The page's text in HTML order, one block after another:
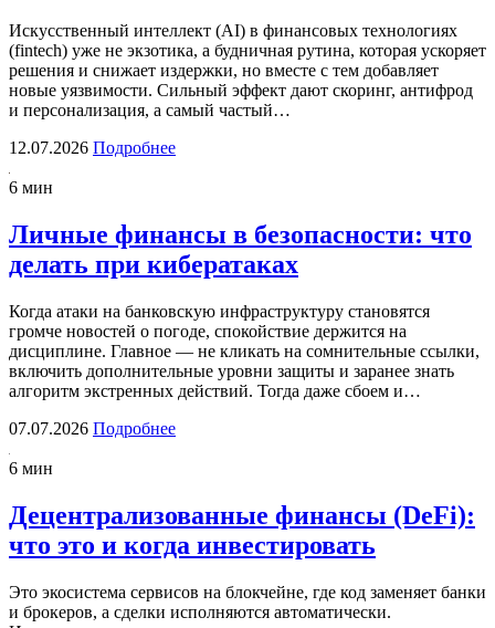
Искусственный интеллект (AI) в финансовых технологиях
(fintech) уже не экзотика, а будничная рутина, которая ускоряет
решения и снижает издержки, но вместе с тем добавляет
новые уязвимости. Сильный эффект дают скоринг, антифрод
и персонализация, а самый частый…
12.07.2026 Подробнее
6 мин
Личные финансы в безопасности: что
делать при кибератаках
Когда атаки на банковскую инфраструктуру становятся
громче новостей о погоде, спокойствие держится на
дисциплине. Главное — не кликать на сомнительные ссылки,
включить дополнительные уровни защиты и заранее знать
алгоритм экстренных действий. Тогда даже сбоем и…
07.07.2026 Подробнее
6 мин
Децентрализованные финансы (DeFi):
что это и когда инвестировать
Это экосистема сервисов на блокчейне, где код заменяет банки
и брокеров, а сделки исполняются автоматически.